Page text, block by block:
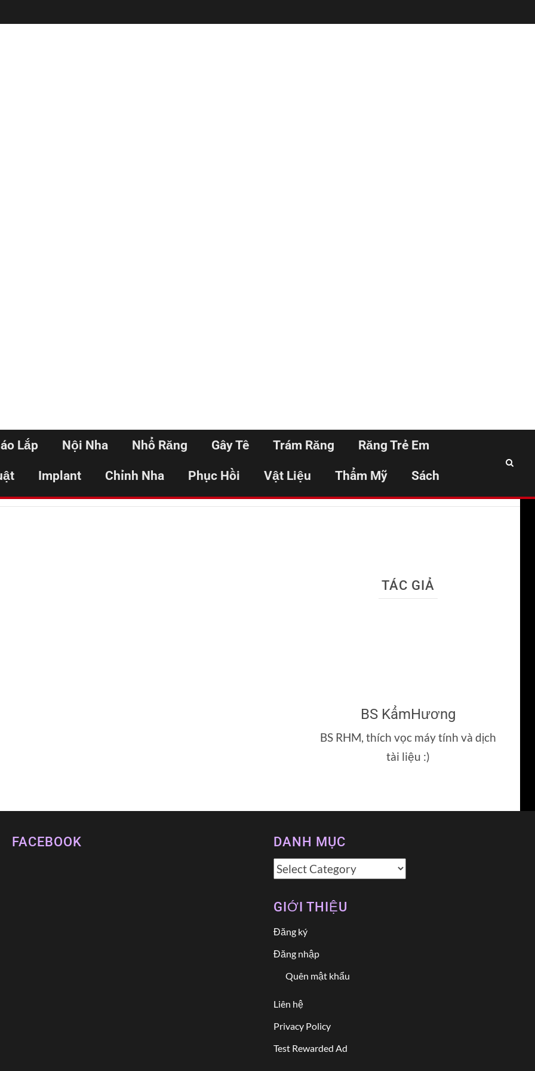
Lắp Nội Nha Nhổ Răng Gây Tê Trám Răng Răng Trẻ Em
Implant Chỉnh Nha Phục Hồi Vật Liệu Thẩm Mỹ Sách
Home Đăng nhập
TÁC GIẢ
BS KẩmHương
BS RHM, thích vọc máy tính và dịch
tài liệu :)
FACEBOOK DANH MỤC
Danh
GIỚI THIỆU
Đăng ký
Đăng nhập
Quên mật khẩu
Liên hệ
Privacy Policy
Test Rewarded Ad